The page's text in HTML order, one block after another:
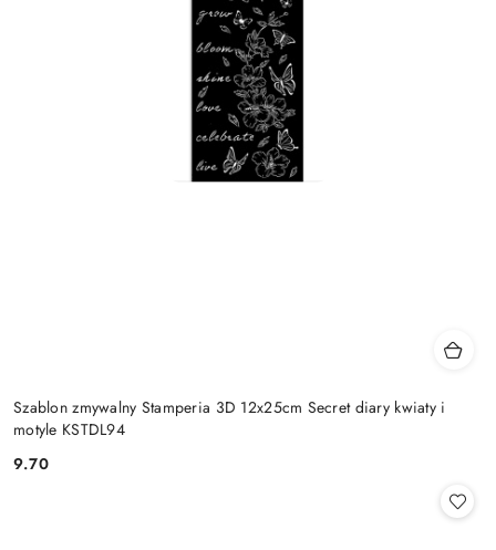
Szablon zmywalny Stamperia 3D 12x25cm Secret diary kwiaty i
motyle KSTDL94
Cena:
9.70